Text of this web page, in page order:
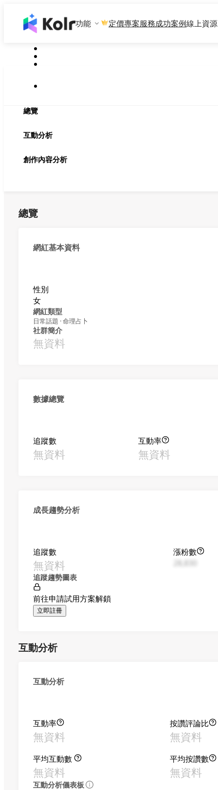
功能 定價專案服務成功案例線上資源
總覽
互動分析
創作內容分析
總覽
網紅基本資料
性別
女
網紅類型
日常話題 · 命理占卜
社群簡介
無資料
數據總覽
追蹤數
無資料
互動率
無資料
成長趨勢分析
追蹤數
無資料
漲粉數
追蹤趨勢圖表
前往申請試用方案解鎖
立即註冊
互動分析
互動分析
互動率
無資料
按讚評論比
無資料
平均互動數
無資料
平均按讚數
無資料
互動分析儀表板